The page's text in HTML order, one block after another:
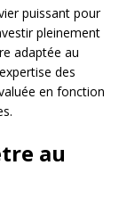
puissant pour
pleinement
adaptée au
des
en fonction
au